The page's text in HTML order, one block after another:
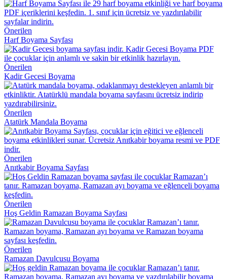
Önerilen
Harf Boyama Sayfası
Önerilen
Kadir Gecesi Boyama
Önerilen
Atatürk Mandala Boyama
Önerilen
Anıtkabir Boyama Sayfası
Önerilen
Hoş Geldin Ramazan Boyama Sayfası
Önerilen
Ramazan Davulcusu Boyama